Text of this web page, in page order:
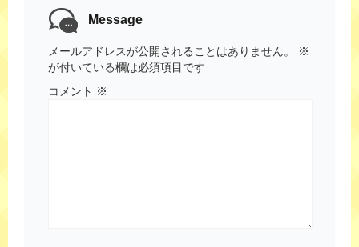
Message
メールアドレスが公開されることはありません。
※
が付いている欄は必須項目です
コメント ※